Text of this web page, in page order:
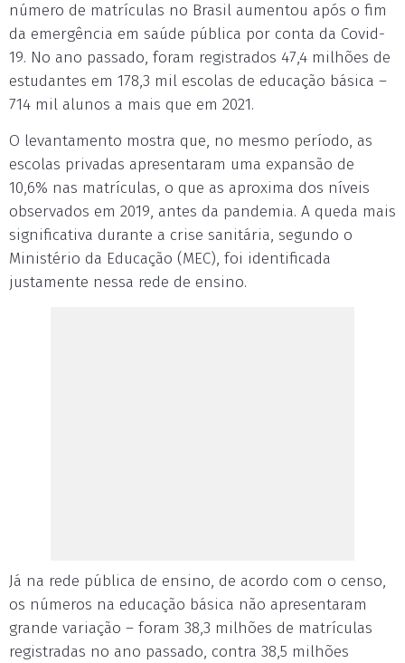
número de matrículas no Brasil aumentou após o fim
da emergência em saúde pública por conta da Covid-
19. No ano passado, foram registrados 47,4 milhões de
estudantes em 178,3 mil escolas de educação básica –
714 mil alunos a mais que em 2021.
O levantamento mostra que, no mesmo período, as
escolas privadas apresentaram uma expansão de
10,6% nas matrículas, o que as aproxima dos níveis
observados em 2019, antes da pandemia. A queda mais
significativa durante a crise sanitária, segundo o
Ministério da Educação (MEC), foi identificada
justamente nessa rede de ensino.
Já na rede pública de ensino, de acordo com o censo,
os números na educação básica não apresentaram
grande variação – foram 38,3 milhões de matrículas
registradas no ano passado, contra 38,5 milhões